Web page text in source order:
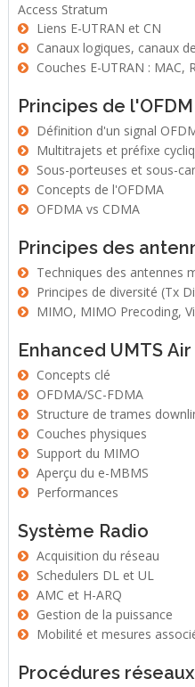
Access Stratum
Liens E-UTRAN et CN
Canaux logiques, canaux
Couches E-UTRAN : MAC,
Principes de
Définition d'un signal
Multitrajets et préfixe
Sous-porteuses et sous-
Concepts de l'OFDMA
OFDMA vs CDMA
Principes des
Techniques des antennes
Principes de diversité (Tx
MIMO, MIMO Precoding,
Enhanced UMTS
Concepts clé
OFDMA/SC-FDMA
Structure de trames
Couches physiques
Support du MIMO
Aperçu du e-MBMS
Performances
Système Radio
Acquisition du réseau
Schedulers DL et UL
AMC et H-ARQ
Gestion de la puissance
Mobilité et mesures
Procédures réseaux